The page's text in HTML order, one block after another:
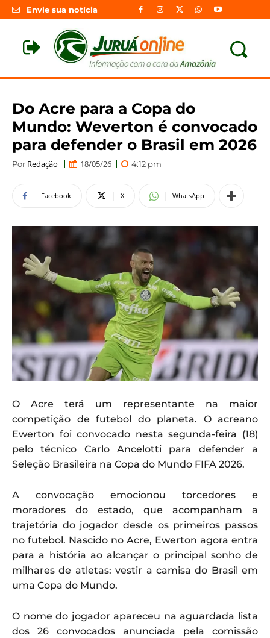
Envie sua notícia
Do Acre para a Copa do
Mundo: Weverton é convocado
para defender o Brasil em 2026
Por Redação 18/05/26 4:12 pm
Facebook X WhatsApp
O Acre terá um representante na maior
competição de futebol do planeta. O acreano
Ewerton foi convocado nesta segunda-feira (18)
pelo técnico Carlo Ancelotti para defender a
Seleção Brasileira na Copa do Mundo FIFA 2026.
A convocação emocionou torcedores e
moradores do estado, que acompanham a
trajetória do jogador desde os primeiros passos
no futebol. Nascido no Acre, Ewerton agora entra
para a história ao alcançar o principal sonho de
milhares de atletas: vestir a camisa do Brasil em
uma Copa do Mundo.
O nome do jogador apareceu na aguardada lista
dos 26 convocados anunciada pela comissão